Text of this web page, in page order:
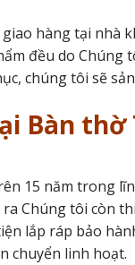
hàng tại nhà
đều do Chúng
chúng tôi sẽ
Bàn thờ
15 năm trong
Chúng tôi còn
lắp ráp bảo
chuyển linh hoạt.